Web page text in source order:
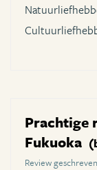
Prachtige
Fukuoka
Review